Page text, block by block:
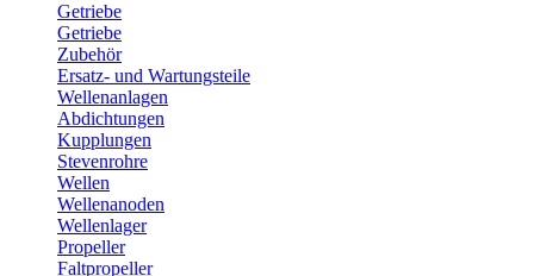
Getriebe
Getriebe
Zubehör
Ersatz- und Wartungsteile
Wellenanlagen
Abdichtungen
Kupplungen
Stevenrohre
Wellen
Wellenanoden
Wellenlager
Propeller
Faltpropeller